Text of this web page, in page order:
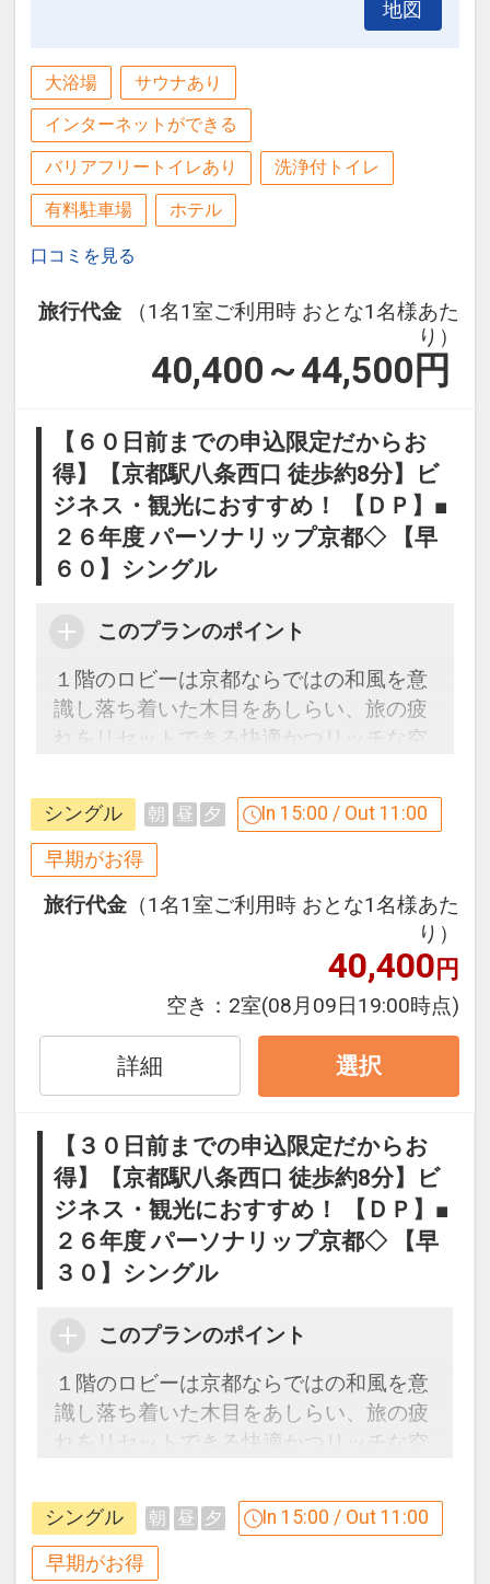
・敷地内に庭園・屋上庭園などの緑地を
・宗教上の理由や食物アレルギーに対応
できるよう、複数の食事メニューを提供
しています。（手配可否はホテルへお問
い合わせください）
【エコ清掃の取組をしています】
地球環境保全に配慮した客室清掃を行っ
ています！
導入。ご希望されるお客様の客室のみ清
掃を行います。
【連泊するとお得】連泊割引がございま
す
連泊の場合、
円引
※割引適用後のご旅行代金は、カレンダ
ーからお進みいただいた後表示される
※宿泊期間中すべての日において人数・
氏名・客室タイプ・食事条件・プラン同
一であることが割引適用の条件となりま
す。
朝食内容について ※朝食付の場合
◆和洋ブッフェ【ル・プレジール】
◆洋食ブッフェ または 洋食セット【ロ
◆和定食【和食うおまん】
い場合がございます。 ※朝食内容は状況
により変更となる場合があります。
設定期間：2026年10月1日～2027年3月
31日
インターネットコース番号：DP-1-
17770297
・ペットボトルの消費を抑えるため、ウ
ォーターサーバーの導入やマグボトルの
使用を推進しています。
ホテルのサステナブルな取組のご紹介２
の廃棄物のリサイクルを実施していま
す。
・タオル・シーツ・枕カバーなどの再利
用の案内をしている、連泊時に清掃不要
・使い捨てのプラスチック製アメニティ
やプラスチックストロー・カップ・カト
ラリーを廃止するなどプラスチック削減
に取り組んでいます。
・ホテルで提供する食事に地元（おおむ
を取り入れています。
・敷地内に庭園・屋上庭園などの緑地を
・宗教上の理由や食物アレルギーに対応
できるよう、複数の食事メニューを提供
しています。（手配可否はホテルへお問
い合わせください）
【エコ清掃の取組をしています】
地球環境保全に配慮した客室清掃を行っ
ています！
導入。ご希望されるお客様の客室のみ清
掃を行います。
【連泊するとお得】連泊割引がございま
す
1泊目より1泊につきおひとり様
※割引適用後のご旅行代金は、カレンダ
さい。
※宿泊期間中すべての日において人数・
氏名・客室タイプ・食事条件・プラン同
地図
大浴場 サウナあり
インターネットができる
バリアフリートイレあり 洗浄付トイレ
有料駐車場 ホテル
口コミを見る
旅行代金
（1名1室ご利用時 おとな1名様あた
り）
40,400～44,500 円
【６０日前までの申込限定だからお
得】【京都駅八条西口 徒歩約8分】ビ
ジネス・観光におすすめ！ 【ＤＰ】■
２６年度 パーソナリップ京都◇ 【早
６０】シングル
このプランのポイント
１階のロビーは京都ならではの和風を意
識し落ち着いた木目をあしらい、旅の疲
れをリセットできる快適かつリッチな空
完備。
６０日前までのご予約でお得に宿泊！
早期予約限定！６０日前までのご予約が
※本プランは６０日前までの受付限定で
５９日前以降の宿泊条件の変更（部屋、
人数、おとな・こどもの内訳、食事条
件・内容 等）はできません。
「食事なしプラン」と「朝食付プラン」
をご用意しています。
●「食事なしプラン」と「朝食付プラ
ン」を掲載しています。
※ご覧のページの
31日
インターネットコース番号：DP-1-
シングル 朝 昼 夕 In 15:00 / Out 11:00
早期がお得
旅行代金 （1名1室ご利用時 おとな1名様あた
り）
40,400円
空き： 2室(08月09日19:00時点)
詳細 選択
【３０日前までの申込限定だからお
得】【京都駅八条西口 徒歩約8分】ビ
ジネス・観光におすすめ！ 【ＤＰ】■
２６年度 パーソナリップ京都◇ 【早
３０】シングル
このプランのポイント
１階のロビーは京都ならではの和風を意
識し落ち着いた木目をあしらい、旅の疲
れをリセットできる快適かつリッチな空
完備。
３０日前までのご予約でお得に宿泊！
シングル 朝 昼 夕 In 15:00 / Out 11:00
早期がお得